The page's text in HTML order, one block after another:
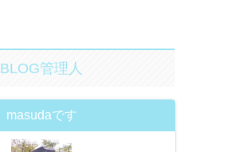
BLOG管理人
masudaです